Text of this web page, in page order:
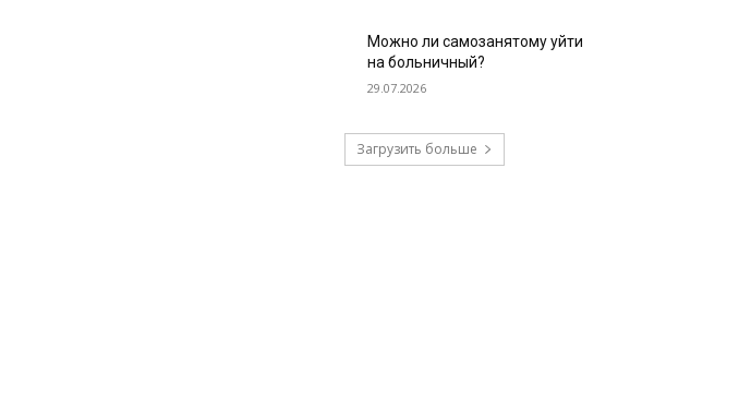
Можно ли самозанятому уйти
на больничный?
29.07.2026
Загрузить больше